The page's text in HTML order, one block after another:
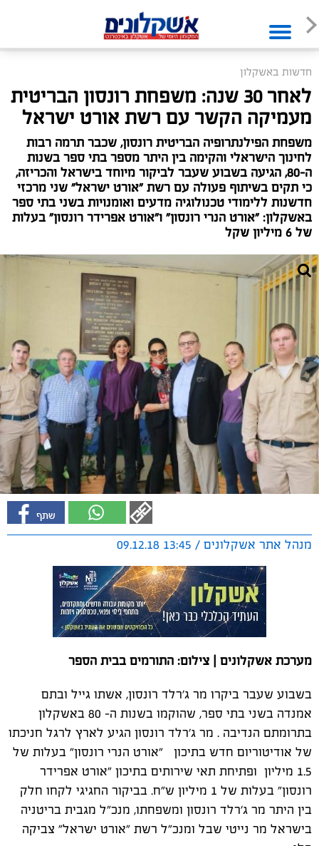
חדשות באשקלון
לאחר 30 שנה: משפחת רונסון הבריטית
מעמיקה הקשר עם רשת אורט ישראל
משפחת הפילנתרופיה הבריטית רונסון, שכבר תרמה רבות
לחינוך הישראלי והקימה בין היתר מספר בתי ספר בשנות
ה-80, הגיעה בשבוע שעבר לביקור מיוחד בישראל והכריזה,
כי תקים בשיתוף פעולה עם רשת "אורט ישראל" שני מרכזי
חדשנות ללימודי טכנולוגיה מדעים ואומנויות בשני בתי ספר
באשקלון: "אורט הנרי רונסון" ו"אורט אפרידר רונסון" בעלות
של 6 מיליון שקל
מנהל אתר אשקלונים / 13:45 09.12.18
מערכת אשקלונים | צילום: התורמים בבית הספר
בשבוע שעבר ביקרו מר ג'רלד רונסון, אשתו גייל ובתם
אמנדה בשני בתי ספר, שהוקמו בשנות ה- 80 באשקלון
בתרומתם הנדיבה . מר ג'רלד רונסון הגיע לארץ לרגל חניכתו
של אודיטוריום חדש בתיכון "אורט הנרי רונסון" בעלות של
1.5 מיליון ופתיחת תאי שירותים בתיכון "אורט אפרידר
רונסון" בעלות של 1 מיליון ש"ח.
בביקור החגיגי לקחו חלק
בין היתר מר ג'רלד רונסון ומשפחתו, מנכ"ל מגבית בריטניה
בישראל מר נייטי שבל ומנכ"ל רשת "אורט ישראל" צביקה